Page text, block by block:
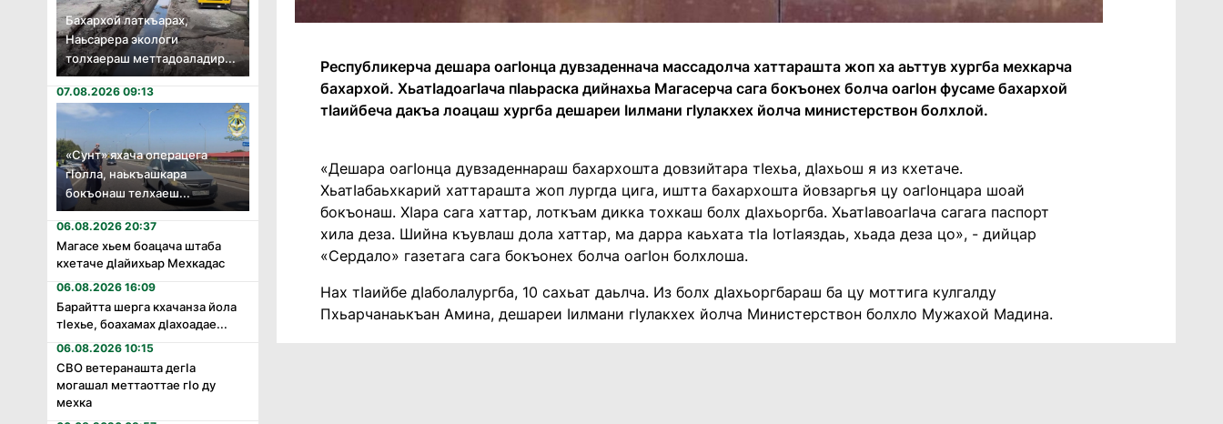
Бахархой латкъарах,
Наьсарера экологи
толхаераш меттадоаладир...
07.08.2026 09:13
«Сунт» яхача операцега
гӏолла, наькъашкара
бокъонаш телхаеш...
06.08.2026 20:37
Магасе хьем боацача штаба
кхетаче дӏайихьар Мехкадас
06.08.2026 16:09
Барайтта шерга кхачанза йола
тӏехье, боахамах дӏахоадае...
06.08.2026 10:15
СВО ветеранашта дегӏа
могашал меттаоттае гӏо ду
мехка
Республикерча дешара оагӀонца дувзаденнача массадолча хаттарашта жоп ха аьттув хургба мехкарча
бахархой. ХьатӀадоагӀача пӀаьраска дийнахьа Магасерча сага бокъонех болча оагӀон фусаме бахархой
тӀаийбеча дакъа лоацаш хургба дешареи Ӏилмани гӀулакхех йолча министерствон болхлой.
«Дешара оагӀонца дувзаденнараш бахархошта довзийтара тӀехьа, дӀахьош я из кхетаче.
ХьатӀабаьхкарий хаттарашта жоп лургда цига, иштта бахархошта йовзаргья цу оагӀонцара шоай
бокъонаш. ХӀара сага хаттар, лоткъам дикка тохкаш болх дӀахьоргба. ХьатӀавоагӀача сагага паспорт
хила деза. Шийна къувлаш дола хаттар, ма дарра каьхата тӀа ӀотӀаяздаь, хьада деза цо», - дийцар
«Сердало» газетага сага бокъонех болча оагӀон болхлоша.
Нах тӀаийбе дӀаболалургба, 10 сахьат даьлча. Из болх дӀахьоргбараш ба цу моттига кулгалду
Пхьарчанаькъан Амина, дешареи Ӏилмани гӀулакхех йолча Министерствон болхло Мужахой Мадина.